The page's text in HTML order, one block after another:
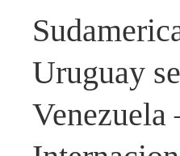
Uruguay
Venezuela